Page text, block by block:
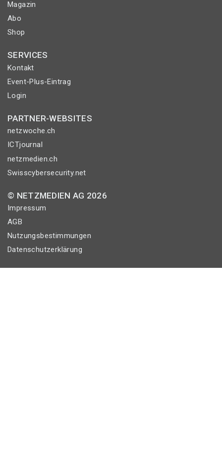
Magazin
Abo
Shop
SERVICES
Kontakt
Event-Plus-Eintrag
Login
PARTNER-WEBSITES
netzwoche.ch
ICTjournal
netzmedien.ch
Swisscybersecurity.net
© NETZMEDIEN AG 2026
Impressum
AGB
Nutzungsbestimmungen
Datenschutzerklärung